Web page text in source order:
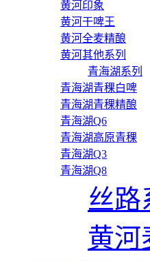
黄河印象
黄河干啤王
黄河全麦精酿
黄河其他系列
青海湖系列
青海湖青稞白啤
青海湖青稞精酿
青海湖Q6
青海湖高原青稞
青海湖Q3
青海湖Q8
丝路
黄河